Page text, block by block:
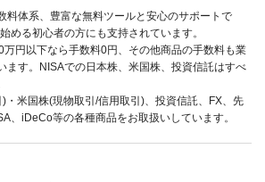
料体系、豊富な無料ツールと安心のサポートで
める初心者の方にも支持されています。
円以下なら手数料0円、その他商品の手数料も業
ます。NISAでの日本株、米国株、投資信託はすべ
・米国株(現物取引/信用取引)、投資信託、FX、先
、iDeCo等の各種商品をお取扱いしています。